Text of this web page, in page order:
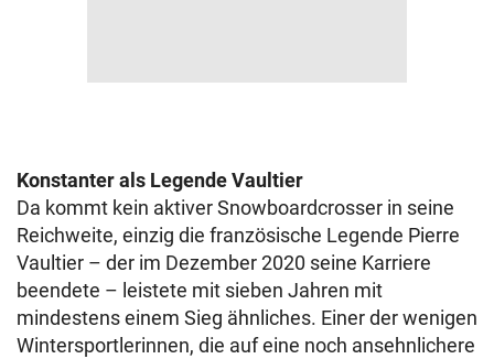
Konstanter als Legende Vaultier
Da kommt kein aktiver Snowboardcrosser in seine
Reichweite, einzig die französische Legende Pierre
Vaultier – der im Dezember 2020 seine Karriere
beendete – leistete mit sieben Jahren mit
mindestens einem Sieg ähnliches. Einer der wenigen
Wintersportlerinnen, die auf eine noch ansehnlichere